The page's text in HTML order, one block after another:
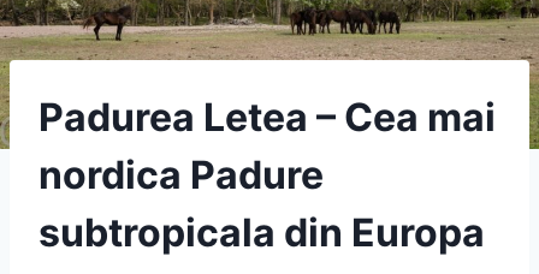
Padurea Letea – Cea mai
nordica Padure
subtropicala din Europa